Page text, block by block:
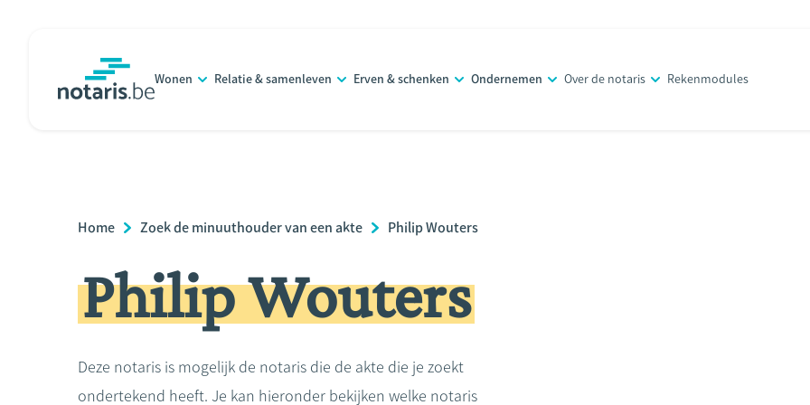
Wonen Relatie & samenleven Erven & schenken Ondernemen Over de notaris Rekenmodules
Breadcrumb
Home Zoek de minuuthouder van een akte Philip Wouters
Philip Wouters
Deze notaris is mogelijk de notaris die de akte die je zoekt
ondertekend heeft. Je kan hieronder bekijken welke notaris